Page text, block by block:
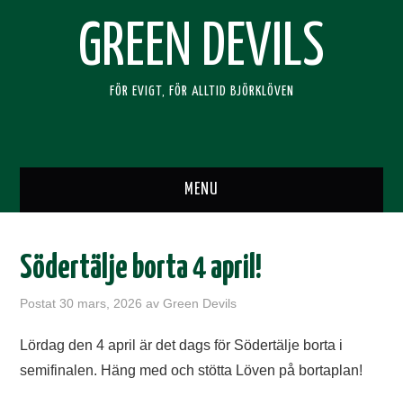
GREEN DEVILS
FÖR EVIGT, FÖR ALLTID BJÖRKLÖVEN
MENU
SUPPORTERKLUBBEN
RESOR
Södertälje borta 4 april!
Postat30 mars, 2026 avGreen Devils
Lördag den 4 april är det dags för Södertälje borta i
semifinalen. Häng med och stötta Löven på bortaplan!